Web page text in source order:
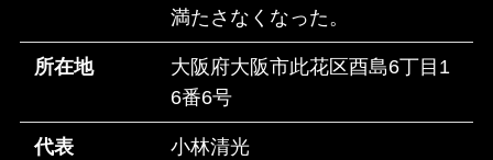
満たさなくなった。
所在地
大阪府大阪市此花区酉島6丁目1
6番6号
代表 小林清光